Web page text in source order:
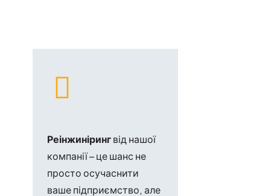
Реінжиніринг від нашої
компанії – це шанс не
просто осучаснити
ваше підприємство, але